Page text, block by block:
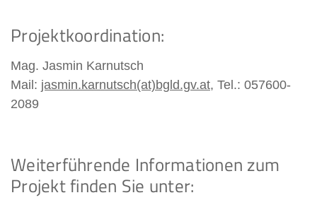
Projektkoordination:
Mag. Jasmin Karnutsch
Mail: jasmin.karnutsch(at)bgld.gv.at, Tel.: 057600-
2089
Weiterführende Informationen zum
Projekt finden Sie unter: